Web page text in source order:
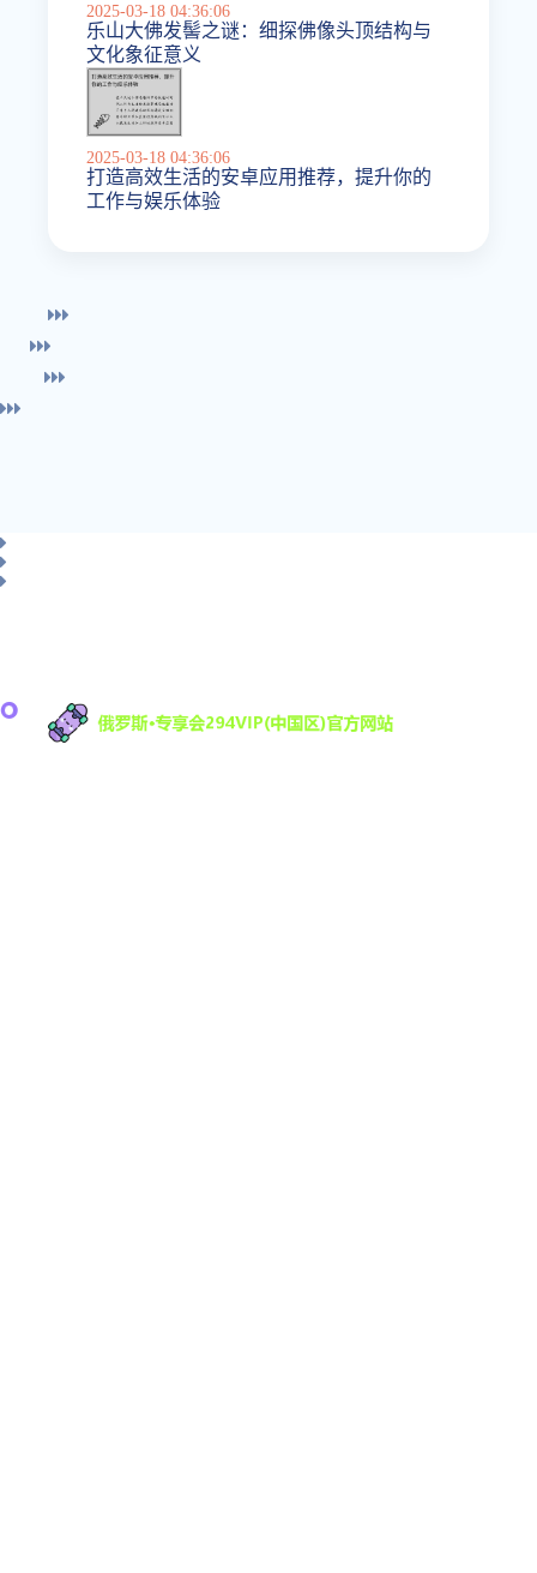
2025-03-18 04:36:06
乐山大佛发髻之谜：细探佛像头顶结构与
文化象征意义
2025-03-18 04:36:06
打造高效生活的安卓应用推荐，提升你的
工作与娱乐体验